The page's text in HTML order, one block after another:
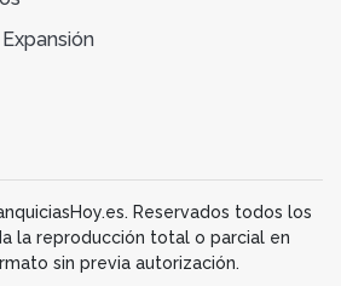
Reservados todos los
la reproducción total o parcial en
sin previa autorización.